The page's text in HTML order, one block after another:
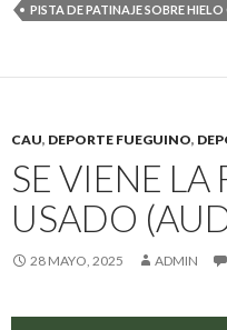
PISTA DE PATINAJE SOBRE
CAU, DEPORTE FUEGUINO,
SE VIENE LA
USADO
28 MAYO, 2025 ADMIN